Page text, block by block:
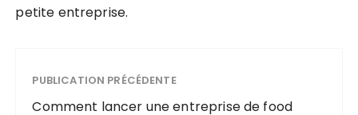
petite entreprise.
PUBLICATION PRÉCÉDENTE
Comment lancer une entreprise de food